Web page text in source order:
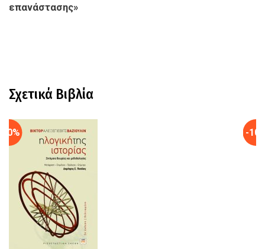
επανάστασης»
Σχετικά Βιβλία
-